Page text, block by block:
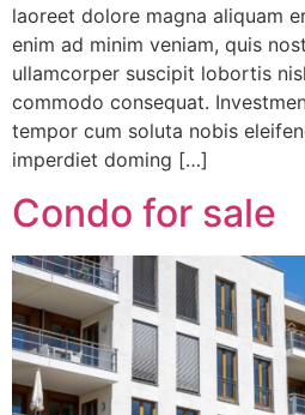
laoreet dolore magna aliquam
enim ad minim veniam, quis
ullamcorper suscipit lobortis
commodo consequat.
tempor cum soluta nobis
imperdiet doming […]
Condo for sale